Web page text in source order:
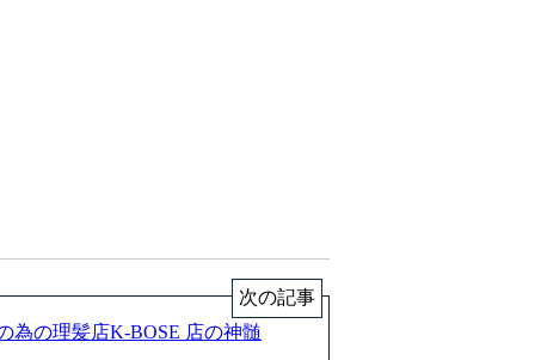
為の理髪店K-BOSE 店の神髄
次の記事